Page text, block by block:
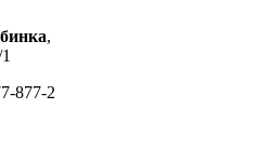
,
877-2